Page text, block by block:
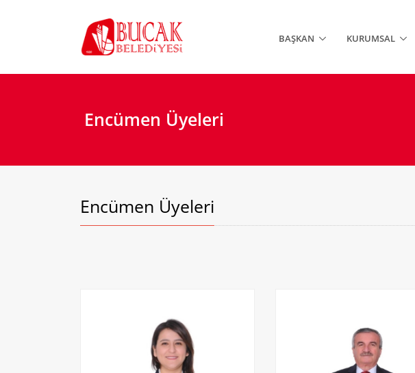
BAŞKAN KURUMSAL
Encümen Üyeleri
Encümen Üyeleri